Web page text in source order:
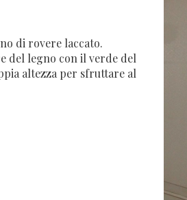
di rovere laccato.
del legno con il verde del
altezza per sfruttare al